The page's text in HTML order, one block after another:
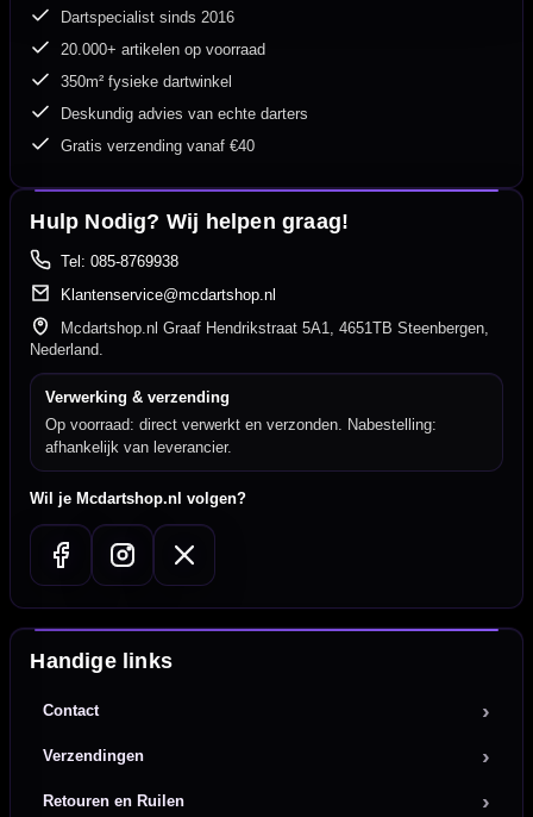
Dartspecialist sinds 2016
20.000+ artikelen op voorraad
350m² fysieke dartwinkel
Deskundig advies van echte darters
Gratis verzending vanaf €40
Hulp Nodig? Wij helpen graag!
Tel: 085-8769938
Klantenservice@mcdartshop.nl
Mcdartshop.nl Graaf Hendrikstraat 5A1, 4651TB Steenbergen,
Nederland.
Verwerking & verzending
Op voorraad: direct verwerkt en verzonden. Nabestelling:
afhankelijk van leverancier.
Wil je Mcdartshop.nl volgen?
Handige links
Contact
Verzendingen
Retouren en Ruilen